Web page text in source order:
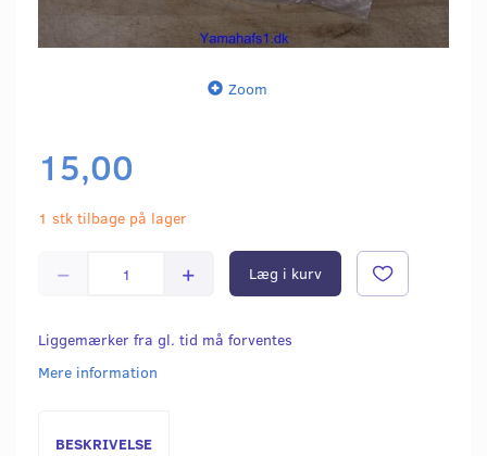
Zoom
15,00
1 stk tilbage på lager
Læg i kurv
Liggemærker fra gl. tid må forventes
Mere information
BESKRIVELSE